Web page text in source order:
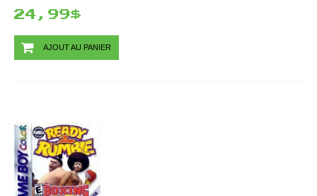
24,99$
AJOUT AU PANIER